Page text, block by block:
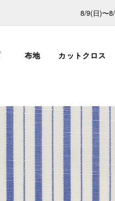
8/9(日)〜
布地 カットクロス